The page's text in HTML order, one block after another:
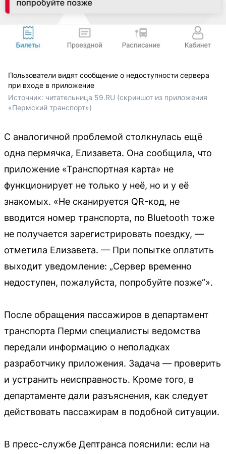
Пользователи видят сообщение о недоступности сервера
при входе в приложение
Источник: читательница 59.RU (скриншот из приложения
«Пермский транспорт»)
С аналогичной проблемой столкнулась ещё
одна пермячка, Елизавета. Она сообщила, что
приложение «Транспортная карта» не
функционирует не только у неё, но и у её
знакомых. «Не сканируется QR-код, не
вводится номер транспорта, по Bluetooth тоже
не получается зарегистрировать поездку, —
отметила Елизавета. — При попытке оплатить
выходит уведомление: „Сервер временно
недоступен, пожалуйста, попробуйте позже“».
После обращения пассажиров в департамент
транспорта Перми специалисты ведомства
передали информацию о неполадках
разработчику приложения. Задача — проверить
и устранить неисправность. Кроме того, в
департаменте дали разъяснения, как следует
действовать пассажирам в подобной ситуации.
В пресс-службе Дептранса пояснили: если на